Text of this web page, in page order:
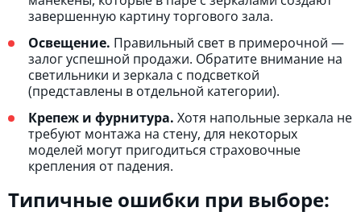
завершенную картину торгового зала.
Освещение. Правильный свет в примерочной —
залог успешной продажи. Обратите внимание на
светильники и зеркала с подсветкой
(представлены в отдельной категории).
Крепеж и фурнитура. Хотя напольные зеркала не
требуют монтажа на стену, для некоторых
моделей могут пригодиться страховочные
крепления от падения.
Типичные ошибки при выборе: